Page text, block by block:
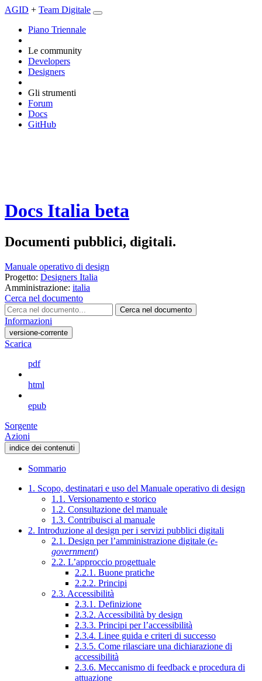
AGID + Team Digitale
Piano Triennale
Le community
Developers
Designers
Gli strumenti
Forum
Docs
GitHub
Docs Italia beta
Documenti pubblici, digitali.
Manuale operativo di design
Progetto: Designers Italia
Amministrazione: italia
Cerca nel documento
Cerca nel documento
Informazioni
versione-corrente
Scarica
pdf
html
epub
Sorgente
Azioni
indice dei contenuti
Sommario
1. Scopo, destinatari e uso del Manuale operativo di design
1.1. Versionamento e storico
1.2. Consultazione del manuale
1.3. Contribuisci al manuale
2. Introduzione al design per i servizi pubblici digitali
2.1. Design per l’amministrazione digitale (e-
government)
2.2. L’approccio progettuale
2.2.1. Buone pratiche
2.2.2. Principi
2.3. Accessibilità
2.3.1. Definizione
2.3.2. Accessibilità by design
2.3.3. Principi per l’accessibilità
2.3.4. Linee guida e criteri di successo
2.3.5. Come rilasciare una dichiarazione di
accessibilità
2.3.6. Meccanismo di feedback e procedura di
attuazione